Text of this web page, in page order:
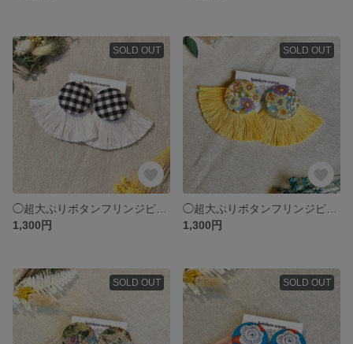
SOLD OUT
1,300円
SOLD OUT
1,300円
SOLD OUT SOLD OUT